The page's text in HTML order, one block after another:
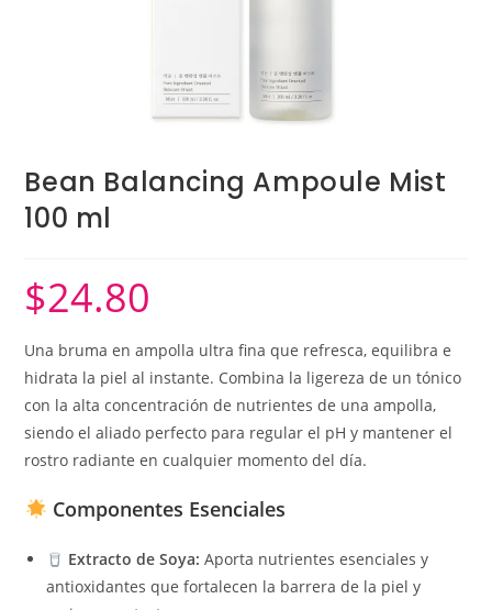
Bean Balancing Ampoule Mist
100 ml
$24.80
Una bruma en ampolla ultra fina que refresca, equilibra e
hidrata la piel al instante. Combina la ligereza de un tónico
con la alta concentración de nutrientes de una ampolla,
siendo el aliado perfecto para regular el pH y mantener el
rostro radiante en cualquier momento del día.
Componentes Esenciales
Extracto de Soya: Aporta nutrientes esenciales y
antioxidantes que fortalecen la barrera de la piel y